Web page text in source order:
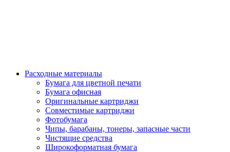
Расходные материалы
Бумага для цветной печати
Бумага офисная
Оригинальные картриджи
Совместимые картриджи
Фотобумага
Чипы, барабаны, тонеры, запасные части
Чистящие средства
Широкоформатная бумага